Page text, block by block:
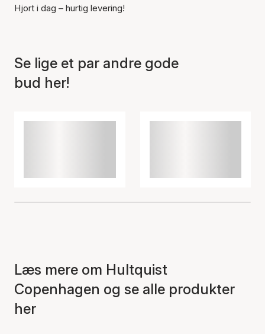
Hjort i dag – hurtig levering!
Se lige et par andre gode
bud her!
Læs mere om Hultquist
Copenhagen og se alle produkter
her